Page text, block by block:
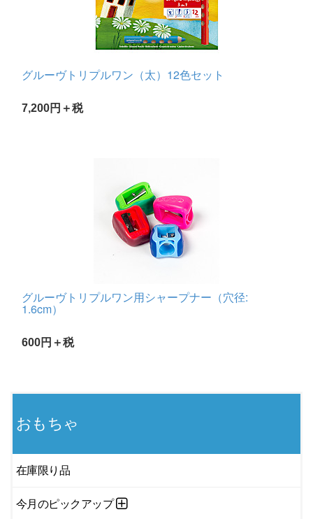
グルーヴトリプルワン（太）12色セット
7,200円＋税
グルーヴトリプルワン用シャープナー（穴径:
1.6cm）
600円＋税
おもちゃ
在庫限り品
今月のピックアップ